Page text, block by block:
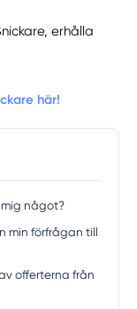
erhålla
här!
mig något?
min förfrågan till
offerterna från